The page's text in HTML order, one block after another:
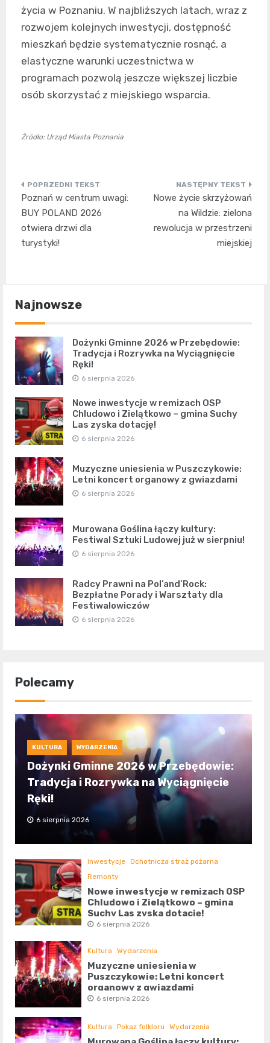
życia w Poznaniu. W najbliższych latach, wraz z
rozwojem kolejnych inwestycji, dostępność
mieszkań będzie systematycznie rosnąć, a
elastyczne warunki uczestnictwa w
programach pozwolą jeszcze większej liczbie
osób skorzystać z miejskiego wsparcia.
Źródło: Urząd Miasta Poznania
Nawigacja
wpisu
Poznań w centrum uwagi:
BUY POLAND 2026
otwiera drzwi dla
turystyki!
Nowe życie skrzyżowań
na Wildzie: zielona
rewolucja w przestrzeni
miejskiej
Najnowsze
Dożynki Gminne 2026 w Przebędowie:
Tradycja i Rozrywka na Wyciągnięcie
Ręki!
6 sierpnia 2026
Nowe inwestycje w remizach OSP
Chludowo i Zielątkowo – gmina Suchy
Las zyska dotację!
6 sierpnia 2026
Muzyczne uniesienia w Puszczykowie:
Letni koncert organowy z gwiazdami
6 sierpnia 2026
Murowana Goślina łączy kultury:
Festiwal Sztuki Ludowej już w sierpniu!
6 sierpnia 2026
Radcy Prawni na Pol’and’Rock:
Bezpłatne Porady i Warsztaty dla
Festiwalowiczów
6 sierpnia 2026
Polecamy
KULTURA WYDARZENIA
Dożynki Gminne 2026 w Przebędowie:
Tradycja i Rozrywka na Wyciągnięcie
Ręki!
6 sierpnia 2026
Inwestycje Ochotnicza straż pożarna
Remonty
Nowe inwestycje w remizach OSP
Chludowo i Zielątkowo – gmina
Suchy Las zyska dotację!
6 sierpnia 2026
Kultura Wydarzenia
Muzyczne uniesienia w
Puszczykowie: Letni koncert
organowy z gwiazdami
6 sierpnia 2026
Kultura Pokaz folkloru Wydarzenia